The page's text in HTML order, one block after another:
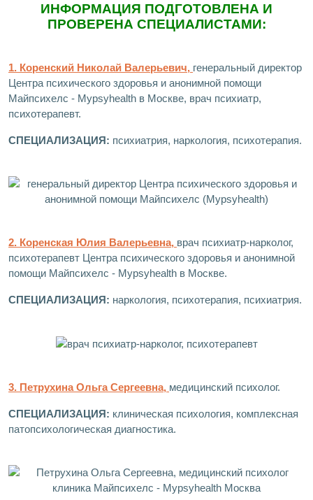
ИНФОРМАЦИЯ ПОДГОТОВЛЕНА И
ПРОВЕРЕНА СПЕЦИАЛИСТАМИ:
1. Коренский Николай Валерьевич, генеральный директор
Центра психического здоровья и анонимной помощи
Майпсихелс - Mypsyhealth в Москве, врач психиатр,
психотерапевт.
СПЕЦИАЛИЗАЦИЯ: психиатрия, наркология, психотерапия.
2. Коренская Юлия Валерьевна, врач психиатр-нарколог,
психотерапевт Центра психического здоровья и анонимной
помощи Майпсихелс - Mypsyhealth в Москве.
СПЕЦИАЛИЗАЦИЯ: наркология, психотерапия, психиатрия.
3. Петрухина Ольга Сергеевна, медицинский психолог.
СПЕЦИАЛИЗАЦИЯ: клиническая психология, комплексная
патопсихологическая диагностика.